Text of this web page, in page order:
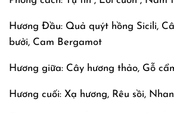
Hương Đầu: Quả quýt hồng Sicili,
bưởi, Cam Bergamot
Hương giữa: Cây hương thảo, Gỗ
Hương cuối: Xạ hương, Rêu sồi,